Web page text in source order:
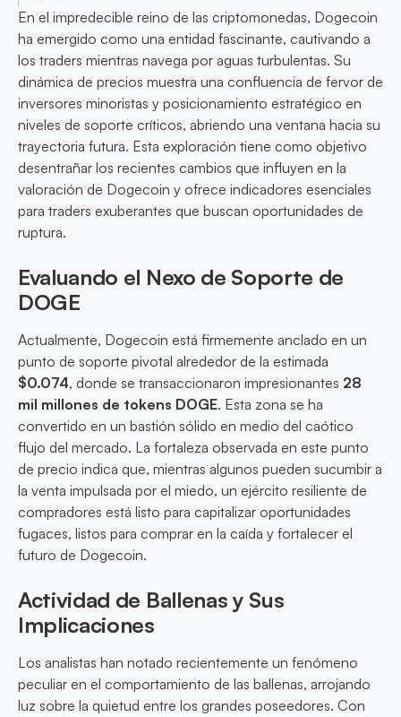
En el impredecible reino de las criptomonedas, Dogecoin
ha emergido como una entidad fascinante, cautivando a
los traders mientras navega por aguas turbulentas. Su
dinámica de precios muestra una confluencia de fervor de
inversores minoristas y posicionamiento estratégico en
niveles de soporte críticos, abriendo una ventana hacia su
trayectoria futura. Esta exploración tiene como objetivo
desentrañar los recientes cambios que influyen en la
valoración de Dogecoin y ofrece indicadores esenciales
para traders exuberantes que buscan oportunidades de
ruptura.
Evaluando el Nexo de Soporte de
DOGE
Actualmente, Dogecoin está firmemente anclado en un
punto de soporte pivotal alrededor de la estimada
$0.074, donde se transaccionaron impresionantes 28
mil millones de tokens DOGE. Esta zona se ha
convertido en un bastión sólido en medio del caótico
flujo del mercado. La fortaleza observada en este punto
de precio indica que, mientras algunos pueden sucumbir a
la venta impulsada por el miedo, un ejército resiliente de
compradores está listo para capitalizar oportunidades
fugaces, listos para comprar en la caída y fortalecer el
futuro de Dogecoin.
Actividad de Ballenas y Sus
Implicaciones
Los analistas han notado recientemente un fenómeno
peculiar en el comportamiento de las ballenas, arrojando
luz sobre la quietud entre los grandes poseedores. Con